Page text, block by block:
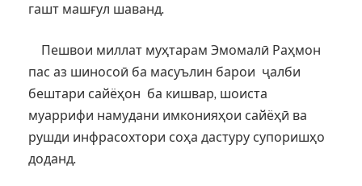
гашт машғул шаванд.
Пешвои миллат муҳтарам Эмомалӣ Раҳмон
пас аз шиносоӣ ба масуълин барои ҷалби
бештари сайёҳон ба кишвар, шоиста
муаррифи намудани имконияҳои сайёҳӣ ва
рушди инфрасохтори соҳа дастуру супоришҳо
доданд.